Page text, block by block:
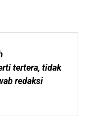
tertera, tidak